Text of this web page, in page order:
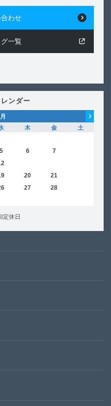
わせ
一覧
ンダー
月
木 金
土
5 6 7
20 21
27 28
定休日